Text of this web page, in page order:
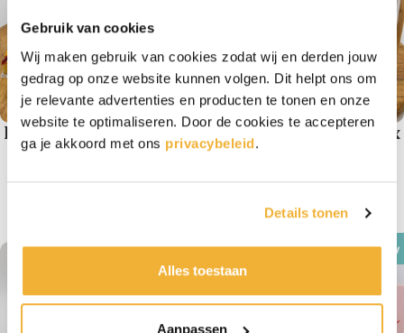
Gebruik van cookies
Wij maken gebruik van cookies zodat wij en derden jouw
gedrag op onze website kunnen volgen. Dit helpt ons om
je relevante advertenties en producten te tonen en onze
website te optimaliseren. Door de cookies te accepteren
ga je akkoord met ons privacybeleid.
Details tonen
Alles toestaan
Aanpassen
Brownies & Bloei Box
Brownies & Bloei Box
New